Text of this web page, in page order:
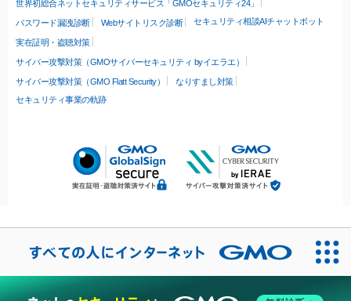
世界初総合ネットセキュリティサービス「GMOセキュリティ24」
パスワード漏洩診断 Webサイトリスク診断 セキュリティ相談AIチャットボット
実在証明・盗聴対策
サイバー攻撃対策（GMOサイバーセキュリティ byイエラエ）
サイバー攻撃対策（GMO Flatt Security）
なりすまし対策
セキュリティ事業の軌跡